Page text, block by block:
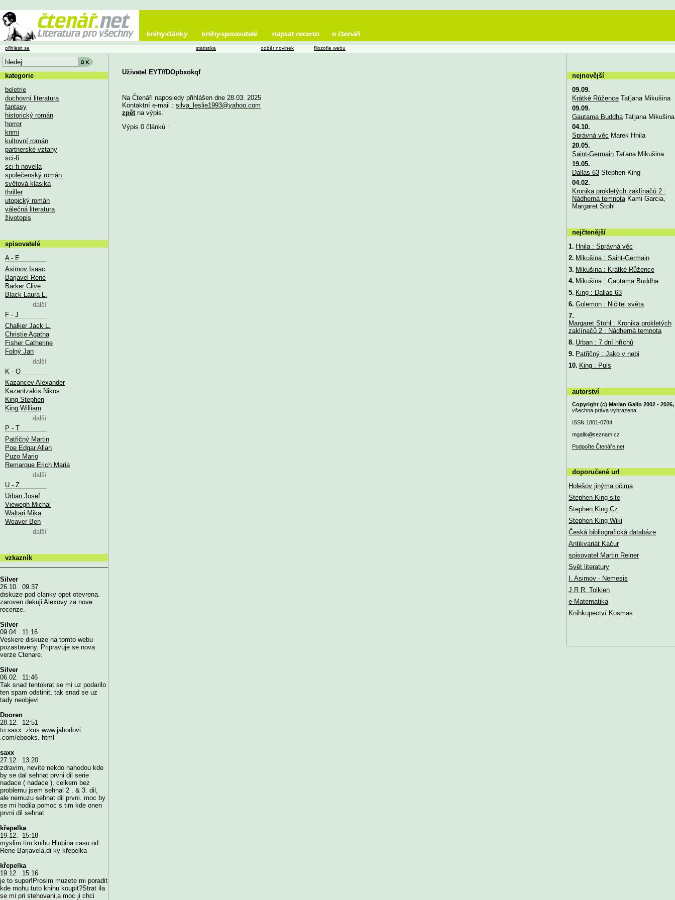
Uživatel EYTffDOpbxokqf
Na Čtenáři naposledy přihlášen dne 28.03. 2025
Kontaktní e-mail :silva_leslie1993@yahoo.com
zpět na výpis.
Výpis 0 článků :
přihlásit se statistika odběr novinek filozofie webu
kategorie
beletrie
duchovní literatura
fantasy
historický román
horror
krimi
kultovní román
partnerské vztahy
sci-fi
sci-fi novella
společenský román
světová klasika
thriller
utopický román
válečná literatura
životopis
spisovatelé
A - E
Asimov Isaac
Barjavel René
Barker Clive
Black Laura L.
další
F - J
Chalker Jack L.
Christie Agatha
Fisher Catherine
Folný Jan
další
K - O
Kazancev Alexander
Kazantzakis Nikos
King Stephen
King William
další
P - T
Patřičný Martin
Poe Edgar Allan
Puzo Mario
Remarque Erich Maria
další
U - Z
Urban Josef
Viewegh Michal
Waltari Mika
Weaver Ben
další
vzkazník
Silver
26.10. 09:37
diskuze pod clanky opet otevrena.
zaroven dekuji Alexovy za nove
recenze.
Silver
09.04. 11:16
Veskere diskuze na tomto webu
pozastaveny. Pripravuje se nova
verze Ctenare.
Silver
06.02. 11:46
Tak snad tentokrat se mi uz podarilo
ten spam odstinit, tak snad se uz
tady neobjevi
Dooren
28.12. 12:51
to saxx: zkus www.jahodovi
.com/ebooks. html
saxx
27.12. 13:20
zdravim, nevite nekdo nahodou kde
by se dal sehnat prvni dil serie
nadace ( nadace ), celkem bez
problemu jsem sehnal 2 . & 3. dil,
ale nemuzu sehnat dil prvni. moc by
se mi hodila pomoc s tim kde onen
prvni dil sehnat
křepelka
19.12. 15:18
myslim tim knihu Hlubina casu od
Rene Barjavela,di ky křepelka
křepelka
19.12. 15:16
je to super!Prosim muzete mi poradit
kde mohu tuto knihu koupit?Strat ila
se mi pri stehovani,a moc ji chci
nejnovější
09.09.
Krátké RůženceTaťjana Mikušina
09.09.
Gautama BuddhaTaťjana Mikušina
04.10.
Správná věc Marek Hnila
20.05.
Saint-GermainTaťana Mikušina
19.05.
Dallas 63Stephen King
04.02.
Kronika prokletých zaklínačů 2 :
Nádherná temnotaKami Garcia,
Margaret Stohl
nejčtenější
1. Hnila : Správná věc
2. Mikušina : Saint-Germain
3. Mikušina : Krátké Růžence
4. Mikušina : Gautama Buddha
5. King : Dallas 63
6. Golemon : Ničitel světa
7.
Margaret Stohl : Kronika prokletých
zaklínačů 2 : Nádherná temnota
8. Urban : 7 dní hříchů
9. Patřičný : Jako v nebi
10. King : Puls
autorství
Copyright (c) Marian Gallo 2002 - 2026,
všechna práva vyhrazena.
ISSN 1801-0784
mgallo@seznam.cz
Podpořte Čtenáře.net
doporučené url
Holešov jinýma očima
Stephen King site
Stephen.King.Cz
Stephen King Wiki
Česká bibliografická databáze
Antikvariát Kačur
spisovatel Martin Reiner
Svět literatury
I. Asimov - Nemesis
J.R.R. Tolkien
e-Matematika
Knihkupectví Kosmas